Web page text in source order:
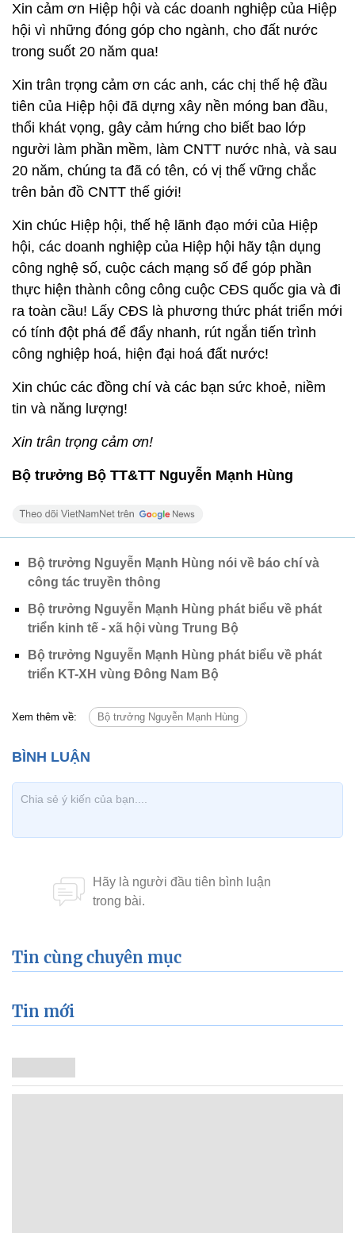
Xin cảm ơn Hiệp hội và các doanh nghiệp của Hiệp
hội vì những đóng góp cho ngành, cho đất nước
trong suốt 20 năm qua!
Xin trân trọng cảm ơn các anh, các chị thế hệ đầu
tiên của Hiệp hội đã dựng xây nền móng ban đầu,
thổi khát vọng, gây cảm hứng cho biết bao lớp
người làm phần mềm, làm CNTT nước nhà, và sau
20 năm, chúng ta đã có tên, có vị thế vững chắc
trên bản đồ CNTT thế giới!
Xin chúc Hiệp hội, thế hệ lãnh đạo mới của Hiệp
hội, các doanh nghiệp của Hiệp hội hãy tận dụng
công nghệ số, cuộc cách mạng số để góp phần
thực hiện thành công công cuộc CĐS quốc gia và đi
ra toàn cầu! Lấy CĐS là phương thức phát triển mới
có tính đột phá để đẩy nhanh, rút ngắn tiến trình
công nghiệp hoá, hiện đại hoá đất nước!
Xin chúc các đồng chí và các bạn sức khoẻ, niềm
tin và năng lượng!
Xin trân trọng cảm ơn!
Bộ trưởng Bộ TT&TT Nguyễn Mạnh Hùng
Bộ trưởng Nguyễn Mạnh Hùng nói về báo chí và
công tác truyền thông
Bộ trưởng Nguyễn Mạnh Hùng phát biểu về phát
triển kinh tế - xã hội vùng Trung Bộ
Bộ trưởng Nguyễn Mạnh Hùng phát biểu về phát
triển KT-XH vùng Đông Nam Bộ
Xem thêm về: Bộ trưởng Nguyễn Mạnh Hùng
Tin cùng chuyên mục
Tin mới